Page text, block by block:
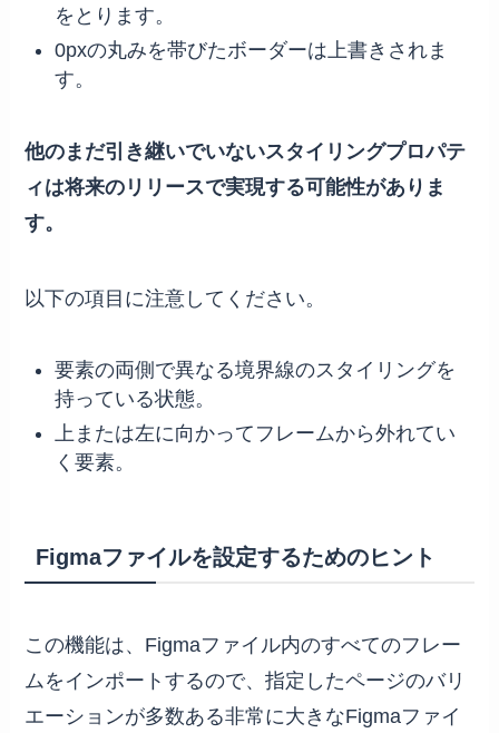
をとります。
0pxの丸みを帯びたボーダーは上書きされま
す。
他のまだ引き継いでいないスタイリングプロパテ
ィは将来のリリースで実現する可能性がありま
す。
以下の項目に注意してください。
要素の両側で異なる境界線のスタイリングを
持っている状態。
上または左に向かってフレームから外れてい
く要素。
Figmaファイルを設定するためのヒント
この機能は、Figmaファイル内のすべてのフレー
ムをインポートするので、指定したページのバリ
エーションが多数ある非常に大きなFigmaファイ